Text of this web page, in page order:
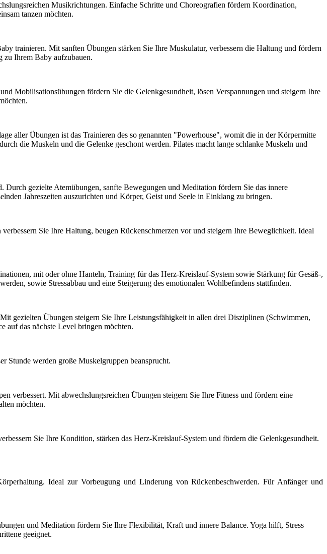
Musikrichtungen. Einfache Schritte und Choreografien fördern Koordination,
tanzen möchten.
trainieren. Mit sanften Übungen stärken Sie Ihre Muskulatur, verbessern die Haltung und fördern
zu Ihrem Baby aufzubauen.
Mobilisationsübungen fördern Sie die Gelenkgesundheit, lösen Verspannungen und steigern Ihre
aller Übungen ist das Trainieren des so genannten "Powerhouse", womit die in der Körpermitte
die Muskeln und die Gelenke geschont werden. Pilates macht lange schlanke Muskeln und
gezielte Atemübungen, sanfte Bewegungen und Meditation fördern Sie das innere
Jahreszeiten auszurichten und Körper, Geist und Seele in Einklang zu bringen.
Sie Ihre Haltung, beugen Rückenschmerzen vor und steigern Ihre Beweglichkeit. Ideal
mit oder ohne Hanteln, Training für das Herz-Kreislauf-System sowie Stärkung für Gesäß-,
sowie Stressabbau und eine Steigerung des emotionalen Wohlbefindens stattfinden.
gezielten Übungen steigern Sie Ihre Leistungsfähigkeit in allen drei Disziplinen (Schwimmen,
auf das nächste Level bringen möchten.
Stunde werden große Muskelgruppen beansprucht.
verbessert. Mit abwechslungsreichen Übungen steigern Sie Ihre Fitness und fördern eine
möchten.
Sie Ihre Kondition, stärken das Herz-Kreislauf-System und fördern die Gelenkgesundheit.
Ideal zur Vorbeugung und Linderung von Rückenbeschwerden. Für Anfänger und
und Meditation fördern Sie Ihre Flexibilität, Kraft und innere Balance. Yoga hilft, Stress
geeignet.